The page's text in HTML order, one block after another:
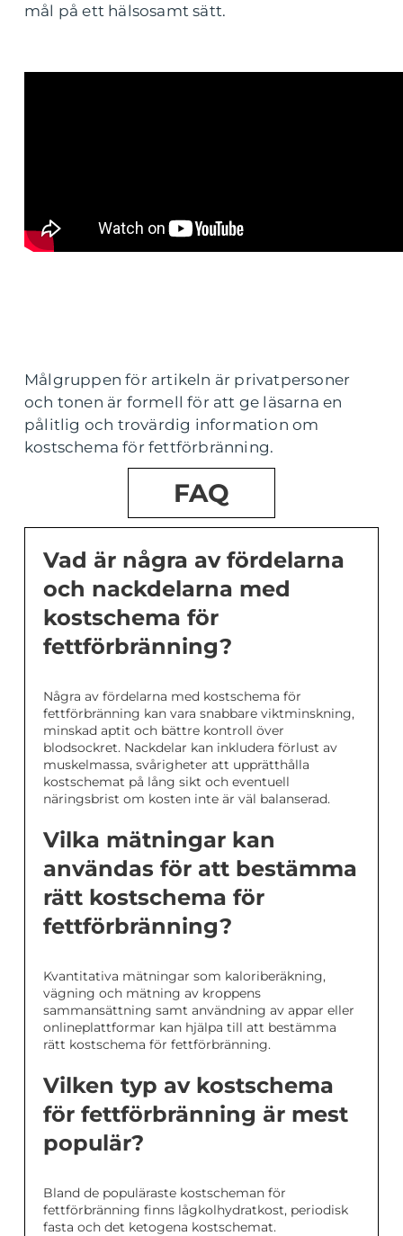
mål på ett hälsosamt sätt.
Målgruppen för artikeln är privatpersoner
och tonen är formell för att ge läsarna en
pålitlig och trovärdig information om
kostschema för fettförbränning.
FAQ
Vad är några av fördelarna
och nackdelarna med
kostschema för
fettförbränning?
Några av fördelarna med kostschema för
fettförbränning kan vara snabbare viktminskning,
minskad aptit och bättre kontroll över
blodsockret. Nackdelar kan inkludera förlust av
muskelmassa, svårigheter att upprätthålla
kostschemat på lång sikt och eventuell
näringsbrist om kosten inte är väl balanserad.
Vilka mätningar kan
användas för att bestämma
rätt kostschema för
fettförbränning?
Kvantitativa mätningar som kaloriberäkning,
vägning och mätning av kroppens
sammansättning samt användning av appar eller
onlineplattformar kan hjälpa till att bestämma
rätt kostschema för fettförbränning.
Vilken typ av kostschema
för fettförbränning är mest
populär?
Bland de populäraste kostscheman för
fettförbränning finns lågkolhydratkost, periodisk
fasta och det ketogena kostschemat.